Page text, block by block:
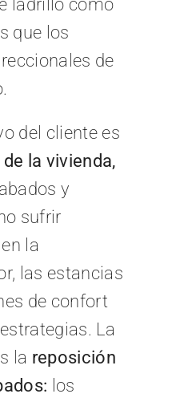
ladrillo como
que los
de
del cliente es
la vivienda,
y
sufrir
la
las estancias
de confort
La
la reposición
los